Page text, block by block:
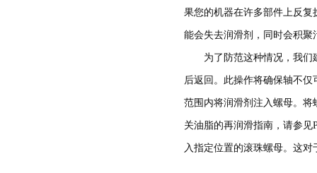
果您的机器在许多部件上反
能会失去润滑剂，同时会积
为了防范这种情况，我们
后返回。此操作将确保轴不
范围内将润滑剂注入螺母。
关油脂的再润滑指南，请参
入指定位置的滚珠螺母。这